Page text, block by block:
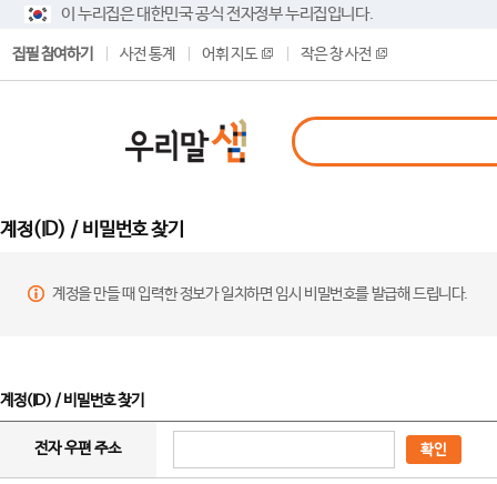
이 누리집은 대한민국 공식 전자정부 누리집입니다.
집필 참여하기 사전 통계 어휘 지도 작은 창 사전
계정(ID) / 비밀번호 찾기
계정을 만들 때 입력한 정보가 일치하면 임시 비밀번호를 발급해 드립니다.
계정(ID) / 비밀번호 찾기
전자 우편 주소 확인